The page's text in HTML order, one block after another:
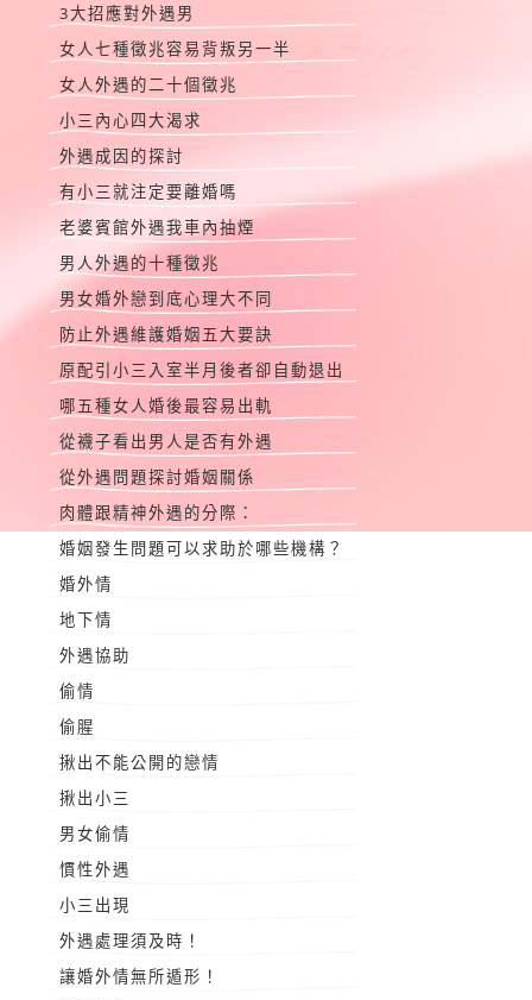
3大招應對外遇男
女人七種徵兆容易背叛另一半
女人外遇的二十個徵兆
小三內心四大渴求
外遇成因的探討
有小三就注定要離婚嗎
老婆賓館外遇我車內抽煙
男人外遇的十種徵兆
男女婚外戀到底心理大不同
防止外遇維護婚姻五大要訣
原配引小三入室半月後者卻自動退出
哪五種女人婚後最容易出軌
從襪子看出男人是否有外遇
從外遇問題探討婚姻關係
肉體跟精神外遇的分際：
婚姻發生問題可以求助於哪些機構？
婚外情
地下情
外遇協助
偷情
偷腥
揪出不能公開的戀情
揪出小三
男女偷情
慣性外遇
小三出現
外遇處理須及時！
讓婚外情無所遁形！